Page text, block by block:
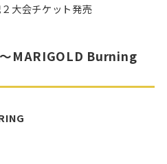
大会チケット発売
MARIGOLD Burning